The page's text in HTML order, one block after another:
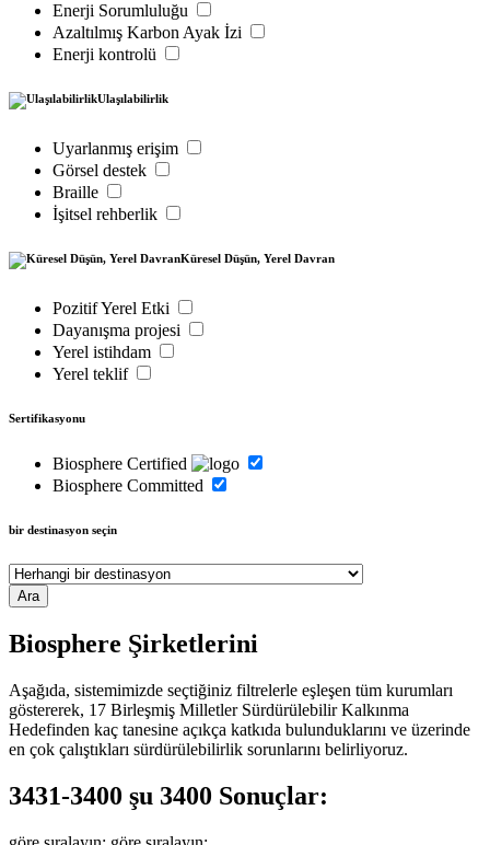
Enerji Sorumluluğu
Azaltılmış Karbon Ayak İzi
Enerji kontrolü
Ulaşılabilirlik
Uyarlanmış erişim
Görsel destek
Braille
İşitsel rehberlik
Küresel Düşün, Yerel Davran
Pozitif Yerel Etki
Dayanışma projesi
Yerel istihdam
Yerel teklif
Sertifikasyonu
Biosphere Certified
Biosphere Committed
bir destinasyon seçin
Biosphere Şirketlerini
Aşağıda, sistemimizde seçtiğiniz filtrelerle eşleşen tüm kurumları
göstererek, 17 Birleşmiş Milletler Sürdürülebilir Kalkınma
Hedefinden kaç tanesine açıkça katkıda bulunduklarını ve üzerinde
en çok çalıştıkları sürdürülebilirlik sorunlarını belirliyoruz.
3431-3400 şu 3400 Sonuçlar: